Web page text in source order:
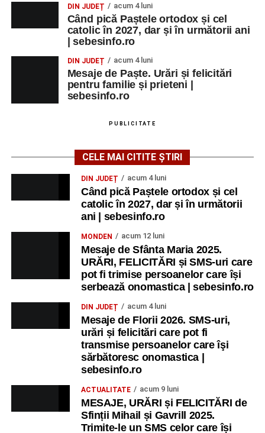
DIN JUDEȚ acum 4 luni
Când pică Paștele ortodox și cel
catolic în 2027, dar și în următorii ani
| sebesinfo.ro
DIN JUDEȚ acum 4 luni
Mesaje de Paște. Urări și felicitări
pentru familie și prieteni |
sebesinfo.ro
PUBLICITATE
CELE MAI CITITE ȘTIRI
DIN JUDEȚ acum 4 luni
Când pică Paștele ortodox și cel
catolic în 2027, dar și în următorii
ani | sebesinfo.ro
MONDEN acum 12 luni
Mesaje de Sfânta Maria 2025.
URĂRI, FELICITĂRI și SMS-uri care
pot fi trimise persoanelor care își
serbează onomastica | sebesinfo.ro
DIN JUDEȚ acum 4 luni
Mesaje de Florii 2026. SMS-uri,
urări și felicitări care pot fi
transmise persoanelor care îşi
sărbătoresc onomastica |
sebesinfo.ro
ACTUALITATE acum 9 luni
MESAJE, URĂRI și FELICITĂRI de
Sfinții Mihail și Gavrill 2025.
Trimite-le un SMS celor care își